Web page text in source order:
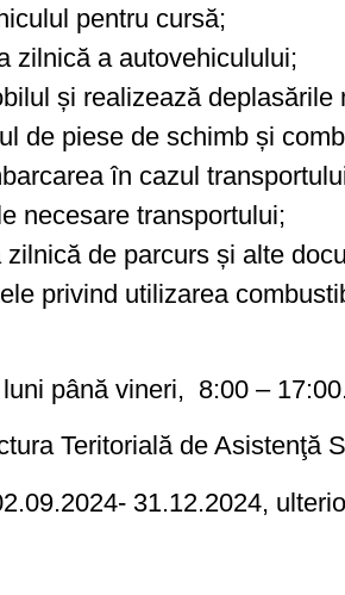
pentru cursă;
zilnică a autovehiculului;
și realizează deplasările
de piese de schimb și
în cazul
necesare transportului;
de parcurs și alte
privind utilizarea
luni până vineri, 8:00 –
Teritorială de Asistenţă
31.12.2024,